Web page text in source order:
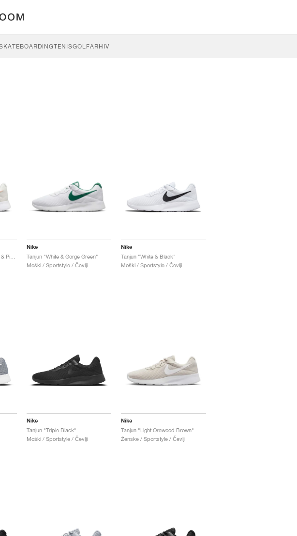
TENISGOLFARHIV
Tanjun Refine "Summit White & Pink Oxford"
Nike
Tanjun "White & Gorge Green"
Moški / Sportstyle / Čevlji
Nike
Tanjun "White & Black"
Moški / Sportstyle / Čevlji
Nike
Tanjun "Triple Black"
Moški / Sportstyle / Čevlji
Nike
Tanjun "Light Orewood Brown"
Ženske / Sportstyle / Čevlji